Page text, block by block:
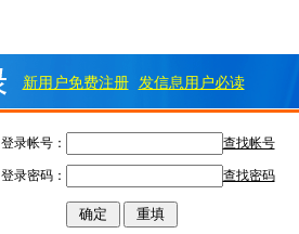
新用户免费注册 发信息用户必读
登录帐号： 查找帐号
登录密码： 查找密码